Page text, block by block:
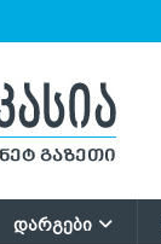
ᲓᲐᲠᲒᲔᲑᲘ